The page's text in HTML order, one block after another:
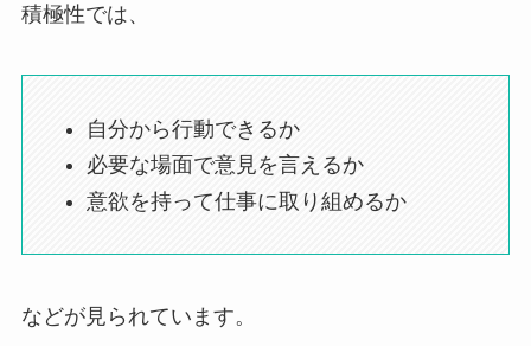
積極性では、
自分から行動できるか
必要な場面で意見を言えるか
意欲を持って仕事に取り組めるか
などが見られています。